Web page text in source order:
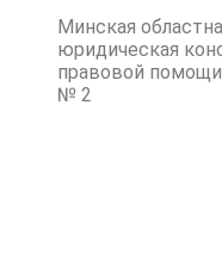
Минская
юридическая
правовой
№ 2